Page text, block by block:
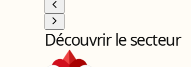
Découvrir le secteur